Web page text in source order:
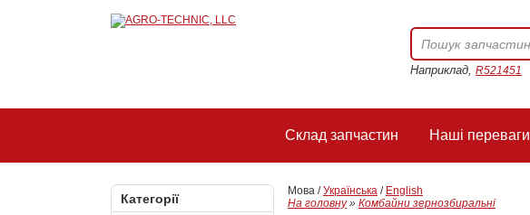
Наприклад, R521451
Склад запчастин Наші переваги
Категорії
Мова /Українська / English
На головну» Комбайни зернозбиральні